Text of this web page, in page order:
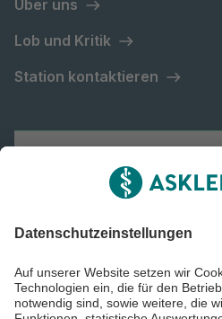
Über uns
Lob und Kritik
Station kontaktieren
Asklepios Gruppe